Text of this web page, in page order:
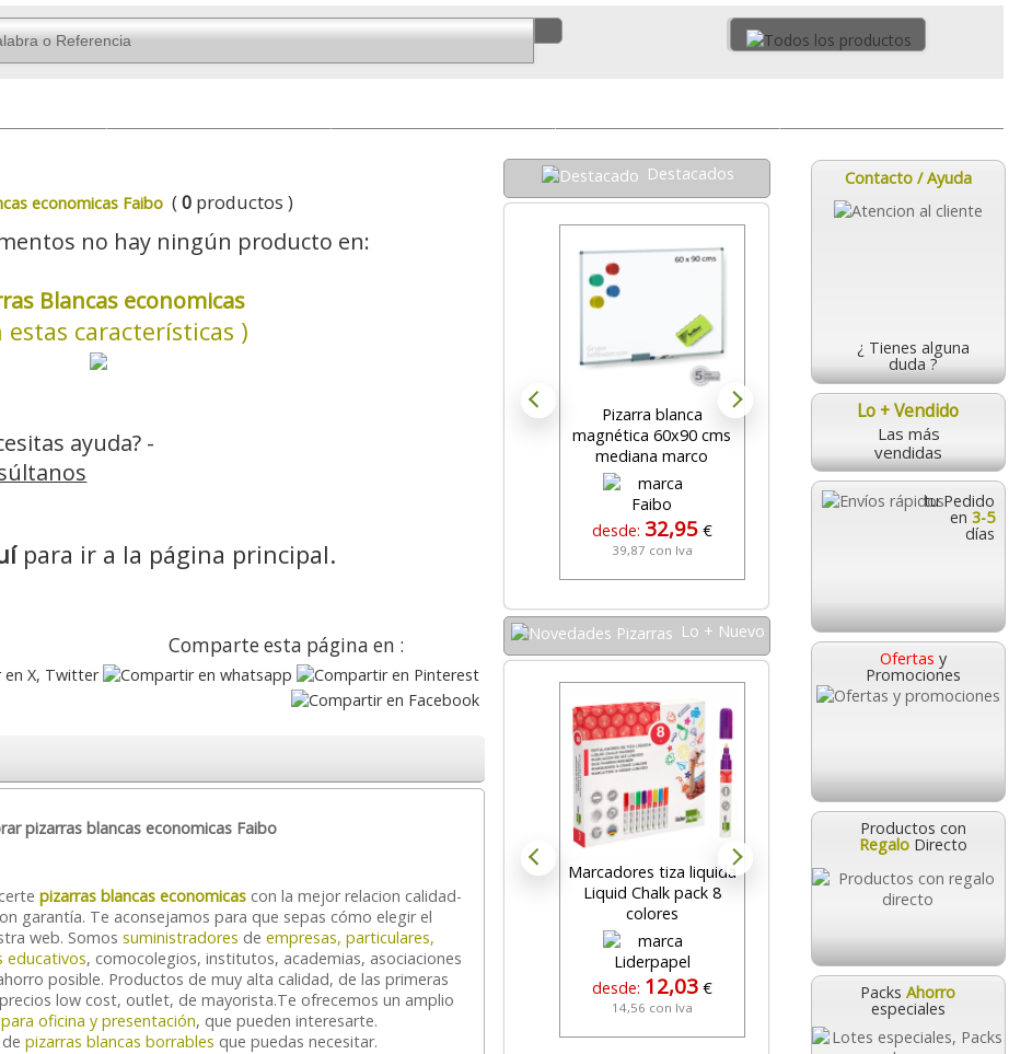
Contacto / Ayuda
¿ Tienes alguna
duda ?
Lo + Vendido
Las más
vendidas
tu Pedido
en 3-5
días
Ofertas y
Promociones
Productos con
Regalo Directo
Packs Ahorro
especiales
economicas Faibo (0 productos )
no hay ningún producto en:
Blancas economicas
estas características )
ayuda? -
para ir a la página principal.
Comparte esta página en :
pizarras blancas economicas Faibo
pizarras blancas economicas con la mejor relacion calidad-
garantía. Te aconsejamos para que sepas cómo elegir el
web. Somossuministradores deempresas, particulares,
educativos, comocolegios, institutos, academias, asociaciones
posible. Productos de muy alta calidad, de las primeras
low cost, outlet, de mayorista.Te ofrecemos un amplio
oficina y presentación, que pueden interesarte.
pizarras blancas borrables que puedas necesitar.
Destacados
Pizarra blanca
magnética 60x90 cms
mediana marco
aluminio
desde: 32,95 €
39,87 con Iva
Pizarra blanca
magnetica borrable
14x36 cms imanes
Lo + Nuevo
Marcadores tiza liquida
Liquid Chalk pack 8
colores
desde: 12,03 €
14,56 con Iva
Pizarra blanca para
musica con
desde: 189,95 €
229,84 con Iva